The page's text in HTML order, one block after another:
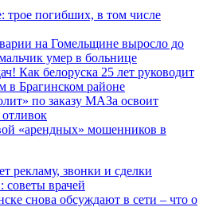
погибших, в том числе
на Гомельщине выросло до
умер в больнице
Как белоруска 25 лет руководит
в Брагинском районе
по заказу МАЗа освоит
«арендных» мошенников в
рекламу, звонки и сделки
советы врачей
снова обсуждают в сети – что о